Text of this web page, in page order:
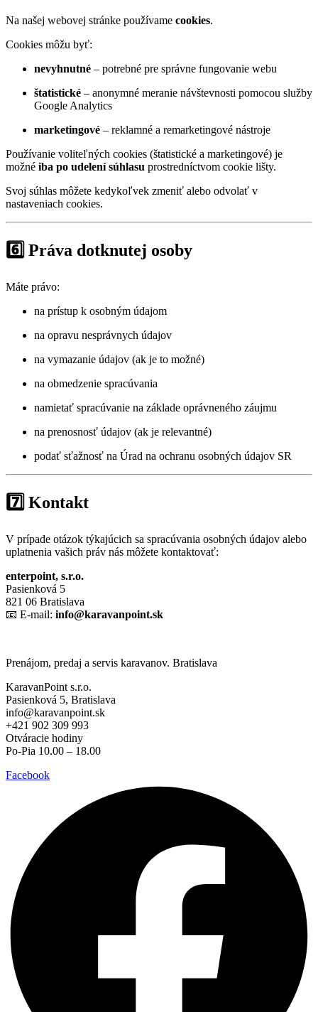
Na našej webovej stránke používame cookies.
Cookies môžu byť:
nevyhnutné – potrebné pre správne fungovanie webu
štatistické – anonymné meranie návštevnosti pomocou služby
Google Analytics
marketingové – reklamné a remarketingové nástroje
Používanie voliteľných cookies (štatistické a marketingové) je
možné iba po udelení súhlasu prostredníctvom cookie lišty.
Svoj súhlas môžete kedykoľvek zmeniť alebo odvolať v
nastaveniach cookies.
6️⃣ Práva dotknutej osoby
Máte právo:
na prístup k osobným údajom
na opravu nesprávnych údajov
na vymazanie údajov (ak je to možné)
na obmedzenie spracúvania
namietať spracúvanie na základe oprávneného záujmu
na prenosnosť údajov (ak je relevantné)
podať sťažnosť na Úrad na ochranu osobných údajov SR
7️⃣ Kontakt
V prípade otázok týkajúcich sa spracúvania osobných údajov alebo
uplatnenia vašich práv nás môžete kontaktovať:
enterpoint, s.r.o.
Pasienková 5
821 06 Bratislava
📧 E-mail: info@karavanpoint.sk
Prenájom, predaj a servis karavanov. Bratislava
KaravanPoint s.r.o.
Pasienková 5, Bratislava
info@karavanpoint.sk
+421 902 309 993
Otváracie hodiny
Po-Pia 10.00 – 18.00
Facebook